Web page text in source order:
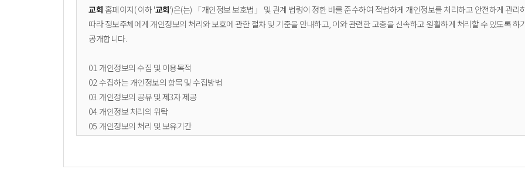
제 2 장 서비스 이용 및 관리
제 4 조 (이용 신청 및 승낙)
② 교회는 다음 각 호에 해당하는 신청에 대하여는 승낙을 거절하거나 사후에 취소할 수 있습니다.
- 타인의 명의를 도용하여 신청한 경우
- 등록 내용에 허위, 기재 누락, 오기가 있는 경우
- 교회의 신앙적 목적이나 정체성에 반하는 의도를 가진 경우
② 제1항에 의한 서비스 중단의 경우, 교회는 공지사항을 통해 이용자에게 통지합니다. 단, 천재지변 등 통제할 수 없는 사유로 인한 중단은
교회 홈페이지(이하 '교회')은(는) 「개인정보 보호법」 및 관계 법령이 정한 바를 준수하여 적법하게 개인정보를 처리하고 안전하게 관
따라 정보주체에게 개인정보의 처리와 보호에 관한 절차 및 기준을 안내하고, 이와 관련한 고충을 신속하고 원활하게 처리할 수 있도록 하
공개합니다.
01. 개인정보의 수집 및 이용목적
02. 수집하는 개인정보의 항목 및 수집방법
03. 개인정보의 공유 및 제3자 제공
04. 개인정보 처리의 위탁
05. 개인정보의 처리 및 보유기간
08. 개인정보 자동 수집 장치의 설치/ 운영 및 거부에 관한 사항